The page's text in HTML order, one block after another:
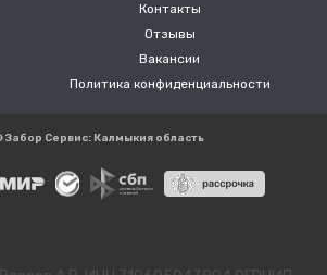
Контакты
Отзывы
Вакансии
Политика конфиденциальности
Забор Сервис: Калмыкия область